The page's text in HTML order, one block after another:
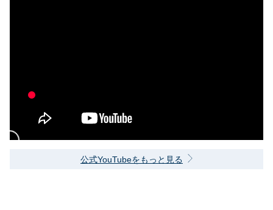
公式YouTubeをもっと見る